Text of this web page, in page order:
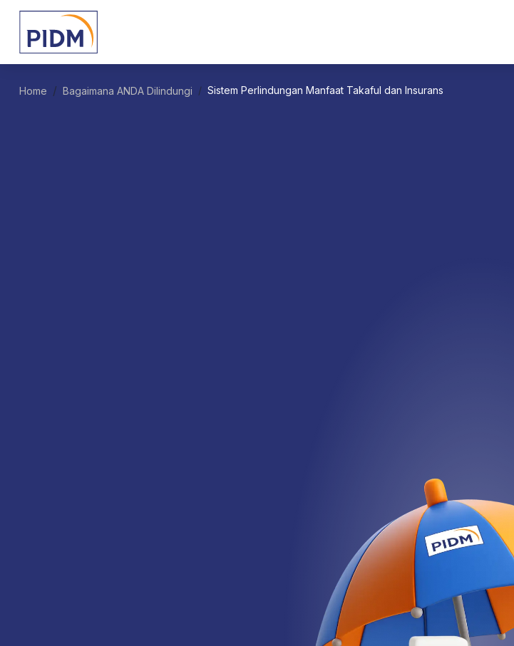
Home Bagaimana ANDA Dilindungi Sistem Perlindungan Manfaat Takaful dan Insurans